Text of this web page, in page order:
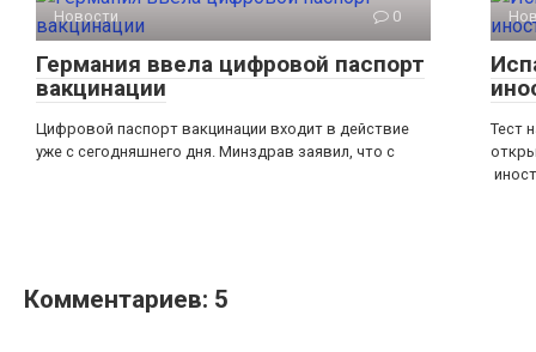
Новости 0
Германия ввела цифровой паспорт
вакцинации
Цифровой паспорт вакцинации входит в действие
уже с сегодняшнего дня. Минздрав заявил, что с
Тест
Комментариев: 5